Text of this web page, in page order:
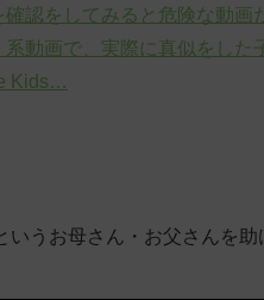
認をしてみると危険な動
動画で、実際に真似をした
Kids…
いうお母さん・お父さんを